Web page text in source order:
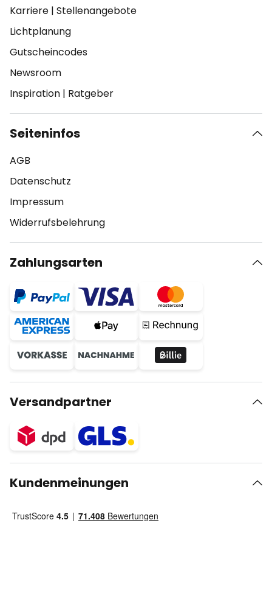
Karriere | Stellenangebote
Lichtplanung
Gutscheincodes
Newsroom
Inspiration | Ratgeber
Seiteninfos
AGB
Datenschutz
Impressum
Widerrufsbelehrung
Zahlungsarten
Versandpartner
Kundenmeinungen